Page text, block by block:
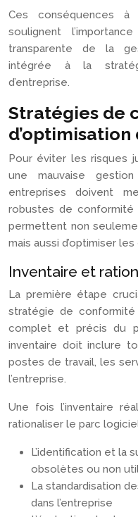
Ces conséquences
soulignent
transparente de la
intégrée à la
d’entreprise.
Stratégies de
Pour éviter les risques
une mauvaise
entreprises doivent
robustes de conformité
permettent non
mais aussi d’optimiser
Inventaire et
La première étape
stratégie de conformité
complet et précis du
inventaire doit inclure
postes de travail, les
l’entreprise.
Une fois l’inventaire
rationaliser le parc
L’identification et la
obsolètes ou non
La standardisation
dans l’entreprise